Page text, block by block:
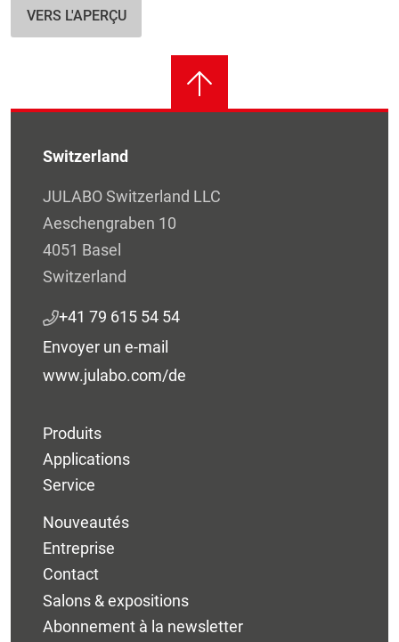
VERS L'APERÇU
Switzerland
JULABO Switzerland LLC
Aeschengraben 10
4051 Basel
Switzerland
+41 79 615 54 54
Envoyer un e-mail
www.julabo.com/de
Produits
Applications
Service
Nouveautés
Entreprise
Contact
Salons & expositions
Abonnement à la newsletter